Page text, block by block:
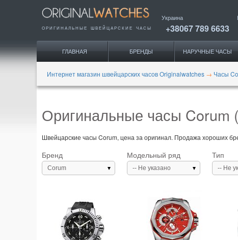
ОРИГИНАЛЬНЫЕ ШВЕЙЦАРСКИЕ ЧАСЫ
Украина
+38067 789 6633
ГЛАВНАЯ БРЕНДЫ НАРУЧНЫЕ ЧАСЫ
Интернет магазин швейцарских часов Originalwatches → Часы
Оригинальные часы Corum
Швейцарские часы Corum, цена за оригинал. Продажа хороших
Бренд
Corum
Модельный ряд
-- Не указано
Тип
-- Не